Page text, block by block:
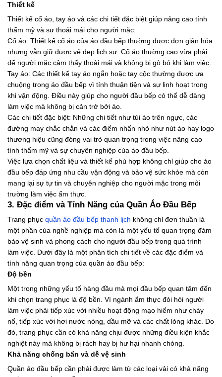
Thiết kế
Thiết kế cổ áo, tay áo và các chi tiết đặc biệt giúp nâng cao tính
thẩm mỹ và sự thoải mái cho người mặc:
Cổ áo: Thiết kế cổ áo của áo đầu bếp thường được đơn giản hóa
nhưng vẫn giữ được vẻ đẹp lịch sự. Cổ áo thường cao vừa phải
để người mặc cảm thấy thoải mái và không bị gò bó khi làm việc.
Tay áo: Các thiết kế tay áo ngắn hoặc tay cộc thường được ưa
chuộng trong áo đầu bếp vì tính thuận tiện và sự linh hoạt trong
khi vận động. Điều này giúp cho người đầu bếp có thể dễ dàng
làm việc mà không bị cản trở bởi áo.
Các chi tiết đặc biệt: Những chi tiết như túi áo trên ngực, các
đường may chắc chắn và các điểm nhấn nhỏ như nút áo hay logo
thương hiệu cũng đóng vai trò quan trọng trong việc nâng cao
tính thẩm mỹ và sự chuyên nghiệp của áo đầu bếp.
Việc lựa chọn chất liệu và thiết kế phù hợp không chỉ giúp cho áo
đầu bếp đáp ứng nhu cầu vận động và bảo vệ sức khỏe mà còn
mang lại sự tự tin và chuyên nghiệp cho người mặc trong môi
trường làm việc ẩm thực.
3. Đặc điểm và Tính Năng của Quần Áo Đầu Bếp
Trang phục quần áo đầu bếp thanh lịch không chỉ đơn thuần là
một phần của nghề nghiệp mà còn là một yếu tố quan trọng đảm
bảo vệ sinh và phong cách cho người đầu bếp trong quá trình
làm việc. Dưới đây là một phân tích chi tiết về các đặc điểm và
tính năng quan trọng của quần áo đầu bếp:
Độ bền
Một trong những yếu tố hàng đầu mà mọi đầu bếp quan tâm đến
khi chọn trang phục là độ bền. Vì ngành ẩm thực đòi hỏi người
làm việc phải tiếp xúc với nhiều hoạt động mạo hiểm như cháy
nổ, tiếp xúc với hơi nước nóng, dầu mỡ và các chất lỏng khác. Do
đó, trang phục cần có khả năng chịu được những điều kiện khắc
nghiệt này mà không bị rách hay bị hư hại nhanh chóng.
Khả năng chống bẩn và dễ vệ sinh
Quần áo đầu bếp cần phải được làm từ các loại vải có khả năng